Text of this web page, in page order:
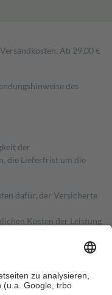
Ab 29,00 €
des
der
die Lieferfrist um die
dafür, der Versicherte
Kosten der Leistung